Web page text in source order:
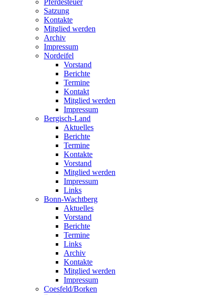
Pferdesteuer
Satzung
Kontakte
Mitglied werden
Archiv
Impressum
Nordeifel
Vorstand
Berichte
Termine
Kontakt
Mitglied werden
Impressum
Bergisch-Land
Aktuelles
Berichte
Termine
Kontakte
Vorstand
Mitglied werden
Impressum
Links
Bonn-Wachtberg
Aktuelles
Vorstand
Berichte
Termine
Links
Archiv
Kontakte
Mitglied werden
Impressum
Coesfeld/Borken